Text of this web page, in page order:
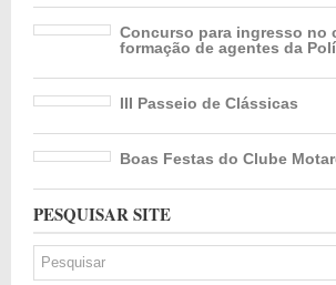
Concurso para ingresso no
formação de agentes da
III Passeio de Clássicas
Boas Festas do Clube
PESQUISAR SITE